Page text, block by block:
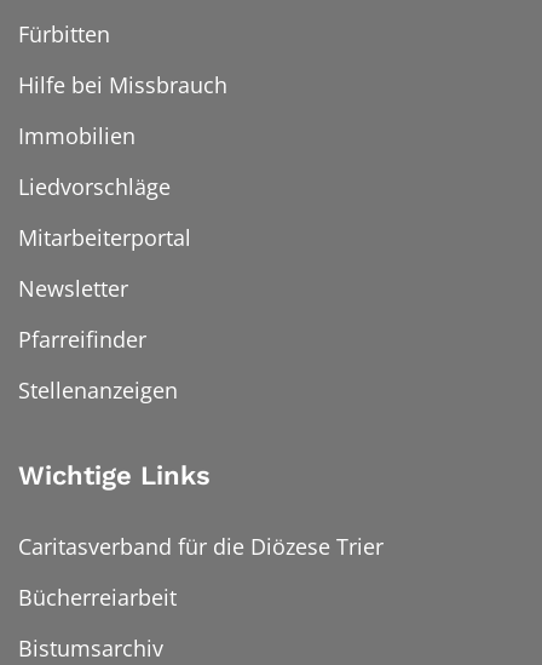
Fürbitten
Hilfe bei Missbrauch
Immobilien
Liedvorschläge
Mitarbeiterportal
Newsletter
Pfarreifinder
Stellenanzeigen
Wichtige Links
Caritasverband für die Diözese Trier
Bücherreiarbeit
Bistumsarchiv